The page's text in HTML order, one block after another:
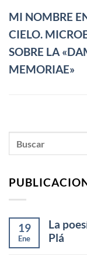
MI NOMBRE
CIELO.
SOBRE LA
MEMORIAE»
19
Ene
La
Plá